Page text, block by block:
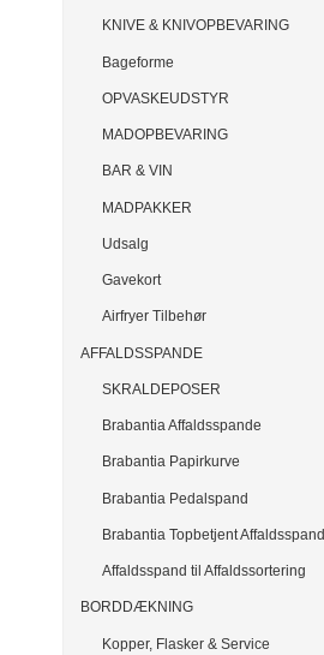
KNIVE & KNIVOPBEVARING
Bageforme
OPVASKEUDSTYR
MADOPBEVARING
BAR & VIN
MADPAKKER
Udsalg
Gavekort
Airfryer Tilbehør
AFFALDSSPANDE
SKRALDEPOSER
Brabantia Affaldsspande
Brabantia Papirkurve
Brabantia Pedalspand
Brabantia Topbetjent Affaldsspand
Affaldsspand til Affaldssortering
BORDDÆKNING
Kopper, Flasker & Service